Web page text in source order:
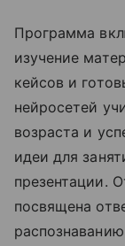
Программа
изучение
кейсов и
нейросетей
возраста и
идеи для
презентации.
посвящена